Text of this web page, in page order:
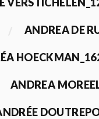
ANDREA DE
ANDREA